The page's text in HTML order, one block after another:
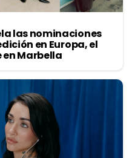
las nominaciones
en Europa, el
en Marbella